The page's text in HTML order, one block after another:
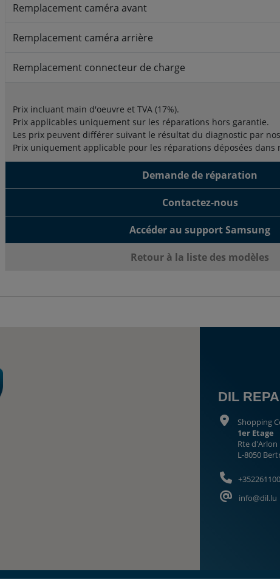
Remplacement caméra avant
Remplacement caméra arrière
Remplacement connecteur de charge
Prix incluant main d'oeuvre et TVA (17%).
Prix applicables uniquement sur les réparations hors garantie.
Les prix peuvent différer suivant le résultat du diagnostic par
Prix uniquement applicable pour les réparations déposées dans
Demande de réparation
Contactez-nous
Accéder au support Samsung
Retour à la liste des modèles
DIL
Shopping
1er Etage
Rte d'Arlon
L-8050
info@dil.lu